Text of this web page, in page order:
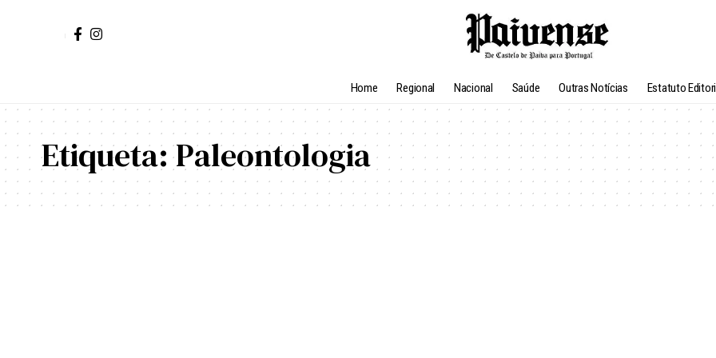
Home Regional Nacional Saúde Outras Notícias Estatuto
Etiqueta:Paleontologia